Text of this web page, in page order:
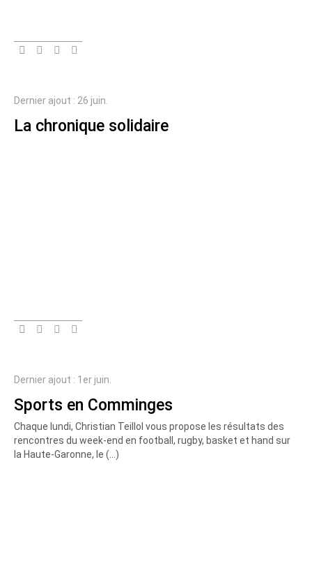
Dernier ajout : 26 juin.
La chronique solidaire
Dernier ajout : 1er juin.
Sports en Comminges
Chaque lundi, Christian Teillol vous propose les résultats des
rencontres du week-end en football, rugby, basket et hand sur
la Haute-Garonne, le (…)